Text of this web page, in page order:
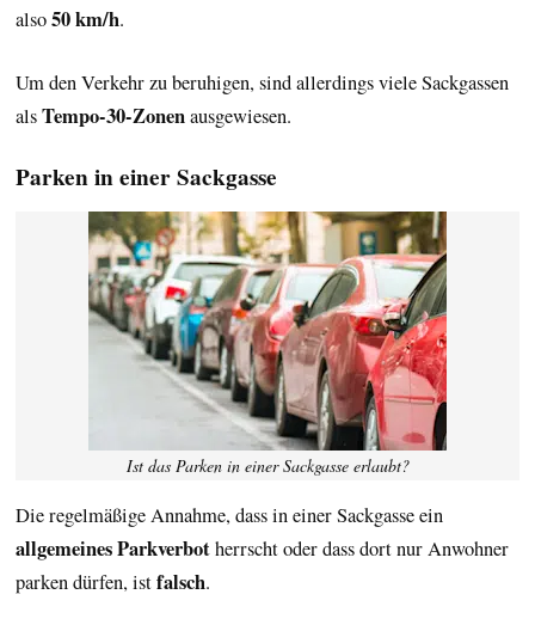
also50 km/h.
Um den Verkehr zu beruhigen, sind allerdings viele Sackgassen
alsTempo-30-Zonenausgewiesen.
Parken in einer Sackgasse
Ist das Parken in einer Sackgasse erlaubt?
Die regelmäßige Annahme, dass in einer Sackgasse ein
allgemeines Parkverbotherrscht oder dass dort nur Anwohner
parken dürfen, istfalsch.